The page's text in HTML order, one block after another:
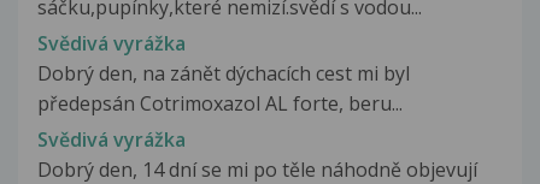
sáčku,pupínky,které nemizí.svědí s vodou...
Svědivá vyrážka
Dobrý den, na zánět dýchacích cest mi byl
předepsán Cotrimoxazol AL forte, beru...
Svědivá vyrážka
Dobrý den, 14 dní se mi po těle náhodně objevují